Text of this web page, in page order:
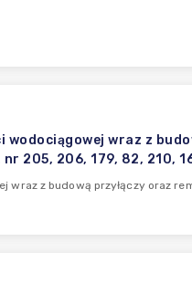
wodociągowej wraz z
205, 206, 179, 82, 210,
wraz z budową przyłączy oraz